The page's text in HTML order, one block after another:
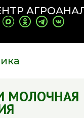
МОЛОЧНАЯ